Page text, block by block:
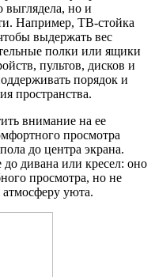
но и
Например, ТВ-стойка
выдержать вес
полки или ящики
пультов, дисков и
порядок и
пространства.
внимание на ее
просмотра
до центра экрана.
дивана или кресел: оно
просмотра, но не
уюта.